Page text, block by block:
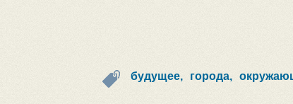
будущее, города,